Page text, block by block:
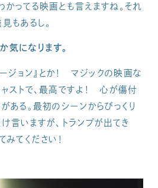
ってる映画とも言えますね。それ
もあるし。
になります。
ージョン』とか！ マジックの映画な
ストで、最高ですよ！ 心が傷付
ある。最初のシーンからびっくり
言いますが、トランプが出てき
てください！